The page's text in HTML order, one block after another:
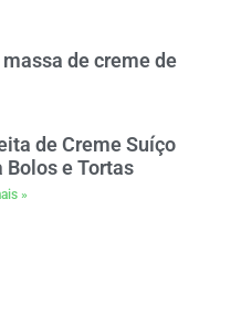
de creme de
de Creme Suíço
Bolos e Tortas
»